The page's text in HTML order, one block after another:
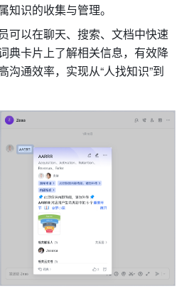
知识的收集与管理。
可以在聊天、搜索、文档中快速
典卡片上了解相关信息，有效降
沟通效率，实现从“人找知识”到